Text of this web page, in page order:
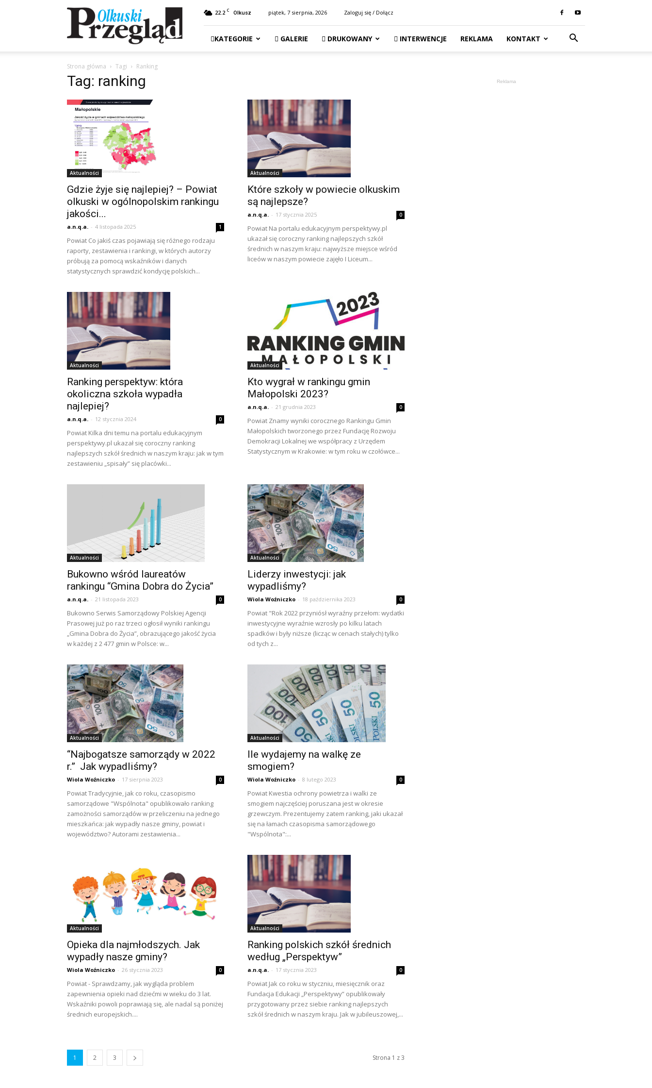
Przegląd
Olkuski
22.2 C Olkusz piątek, 7 sierpnia, 2026 Zaloguj się / Dołącz
KATEGORIE GALERIE DRUKOWANY INTERWENCJE REKLAMA KONTAKT
Strona główna Tagi Ranking
Tag: ranking
Aktualności
Gdzie żyje się najlepiej? – Powiat
olkuski w ogólnopolskim rankingu
jakości...
a.n.q.a. - 4 listopada 2025 1
Powiat Co jakiś czas pojawiają się różnego rodzaju
raporty, zestawienia i rankingi, w których autorzy
próbują za pomocą wskaźników i danych
statystycznych sprawdzić kondycję polskich...
Aktualności
Które szkoły w powiecie olkuskim
są najlepsze?
a.n.q.a. - 17 stycznia 2025 0
Powiat Na portalu edukacyjnym perspektywy.pl
ukazał się coroczny ranking najlepszych szkół
średnich w naszym kraju: najwyższe miejsce wśród
liceów w naszym powiecie zajęło I Liceum...
Aktualności
Ranking perspektyw: która
okoliczna szkoła wypadła
najlepiej?
a.n.q.a. - 12 stycznia 2024 0
Powiat Kilka dni temu na portalu edukacyjnym
perspektywy.pl ukazał się coroczny ranking
najlepszych szkół średnich w naszym kraju: jak w tym
zestawieniu „spisały” się placówki...
Aktualności
Kto wygrał w rankingu gmin
Małopolski 2023?
a.n.q.a. - 21 grudnia 2023 0
Powiat Znamy wyniki corocznego Rankingu Gmin
Małopolskich tworzonego przez Fundację Rozwoju
Demokracji Lokalnej we współpracy z Urzędem
Statystycznym w Krakowie: w tym roku w czołówce...
Aktualności
Bukowno wśród laureatów
rankingu “Gmina Dobra do Życia”
a.n.q.a. - 21 listopada 2023 0
Bukowno Serwis Samorządowy Polskiej Agencji
Prasowej już po raz trzeci ogłosił wyniki rankingu
„Gmina Dobra do Życia”, obrazującego jakość życia
w każdej z 2 477 gmin w Polsce: w...
Aktualności
Liderzy inwestycji: jak
wypadliśmy?
Wiola Woźniczko - 18 października 2023 0
Powiat "Rok 2022 przyniósł wyraźny przełom: wydatki
inwestycyjne wyraźnie wzrosły po kilku latach
spadków i były niższe (licząc w cenach stałych) tylko
od tych z...
Aktualności
“Najbogatsze samorządy w 2022
r.” Jak wypadliśmy?
Wiola Woźniczko - 17 sierpnia 2023 0
Powiat Tradycyjnie, jak co roku, czasopismo
samorządowe "Wspólnota" opublikowało ranking
zamożności samorządów w przeliczeniu na jednego
mieszkańca: jak wypadły nasze gminy, powiat i
województwo? Autorami zestawienia...
Aktualności
Ile wydajemy na walkę ze
smogiem?
Wiola Woźniczko - 8 lutego 2023 0
Powiat Kwestia ochrony powietrza i walki ze
smogiem najczęściej poruszana jest w okresie
grzewczym. Prezentujemy zatem ranking, jaki ukazał
się na łamach czasopisma samorządowego
"Wspólnota":...
Aktualności
Opieka dla najmłodszych. Jak
wypadły nasze gminy?
Wiola Woźniczko - 26 stycznia 2023 0
Powiat - Sprawdzamy, jak wygląda problem
zapewnienia opieki nad dziećmi w wieku do 3 lat.
Wskaźniki powoli poprawiają się, ale nadal są poniżej
średnich europejskich....
Aktualności
Ranking polskich szkół średnich
według „Perspektyw”
a.n.q.a. - 17 stycznia 2023 0
Powiat Jak co roku w styczniu, miesięcznik oraz
Fundacja Edukacji „Perspektywy” opublikowały
przygotowany przez siebie ranking najlepszych
szkół średnich w naszym kraju. Jak w jubileuszowej,...
1 2 3 Strona 1 z 3
Reklama